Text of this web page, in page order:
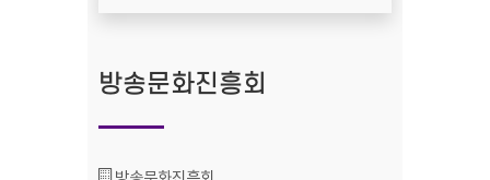
방송문화진흥회